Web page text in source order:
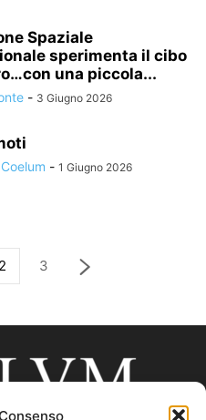
Spaziale
sperimenta il cibo
una piccola...
- 3 Giugno 2026
- 1 Giugno 2026
2 3